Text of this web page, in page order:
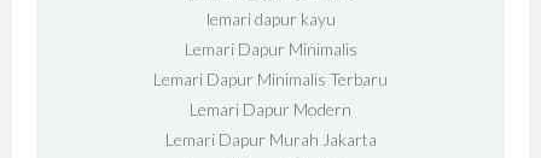
lemari dapur kayu
Lemari Dapur Minimalis
Lemari Dapur Minimalis Terbaru
Lemari Dapur Modern
Lemari Dapur Murah Jakarta